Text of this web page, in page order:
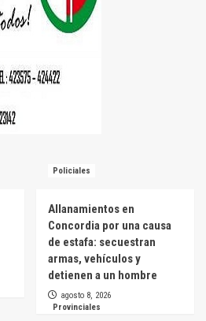
Policiales
Allanamientos en
Concordia por una causa
de estafa: secuestran
armas, vehículos y
detienen a un hombre
agosto 8, 2026
Provinciales